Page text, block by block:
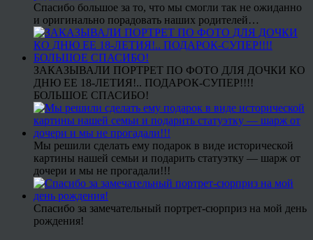
Спасибо большое за то, что мы смогли так не ожиданно
и оригинально порадовать наших родителей…
ЗАКАЗЫВАЛИ ПОРТРЕТ ПО ФОТО ДЛЯ ДОЧКИ КО
ДНЮ ЕЕ 18-ЛЕТИЯ!.. ПОДАРОК-СУПЕР!!!!
БОЛЬШОЕ СПАСИБО!
Мы решили сделать ему подарок в виде исторической
картины нашей семьи и подарить статуэтку — шарж от
дочери и мы не прогадали!!!
Спасибо за замечательный портрет-сюрприз на мой день
рождения!